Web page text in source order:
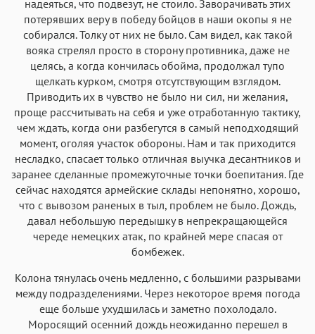
надеяться, что подвезут, не стоило. Заворачивать этих
потерявших веру в победу бойцов в наши окопы я не
собирался. Толку от них не было. Сам видел, как такой
вояка стрелял просто в сторону противника, даже не
целясь, а когда кончилась обойма, продолжал тупо
щелкать курком, смотря отсутствующим взглядом.
Приводить их в чувство не было ни сил, ни желания,
проще рассчитывать на себя и уже отработанную тактику,
чем ждать, когда они разбегутся в самый неподходящий
момент, оголяя участок обороны. Нам и так приходится
несладко, спасает только отличная выучка десантников и
заранее сделанные промежуточные точки боепитания. Где
сейчас находятся армейские склады непонятно, хорошо,
что с вывозом раненых в тыл, проблем не было. Дождь,
давал небольшую передышку в непрекращающейся
череде немецких атак, по крайней мере спасая от
бомбежек.
Колона тянулась очень медленно, с большими разрывами
между подразделениями. Через некоторое время погода
еще больше ухудшилась и заметно похолодало.
Моросящий осенний дождь неожиданно перешел в